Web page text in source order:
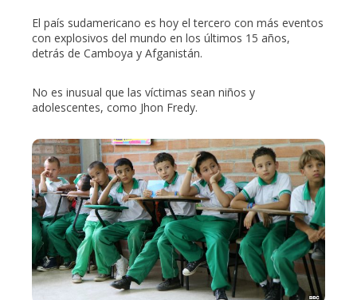
El país sudamericano es hoy el tercero con más eventos
con explosivos del mundo en los últimos 15 años,
detrás de Camboya y Afganistán.
No es inusual que las víctimas sean niños y
adolescentes, como Jhon Fredy.